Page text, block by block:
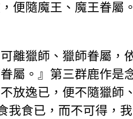
便隨魔王、魔王眷屬
離獵師、獵師眷屬，
屬。』第三群鹿作是
放逸已，便不隨獵師
我食已，而不可得，